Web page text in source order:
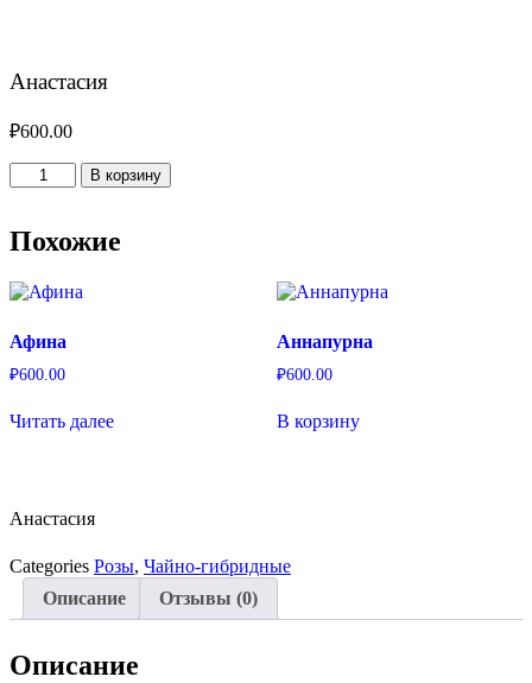
Анастасия
₽600.00
Количество
товара
В корзину
Похожие
Афина
₽600.00
Читать далее
Аннапурна
₽600.00
В корзину
Анастасия
Categories Розы, Чайно-гибридные
Описание
Отзывы (0)
Описание